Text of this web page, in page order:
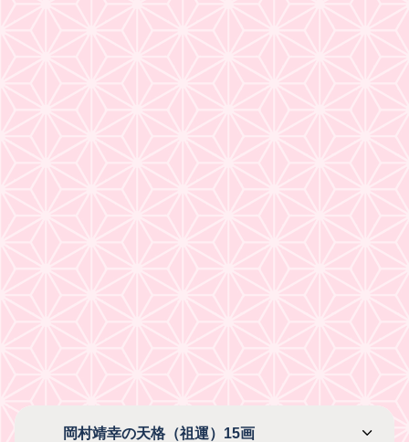
岡村靖幸の天格（祖運）15画